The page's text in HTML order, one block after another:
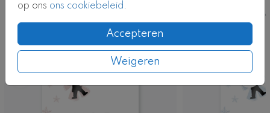
op ons ons cookiebeleid.
Accepteren
Weigeren